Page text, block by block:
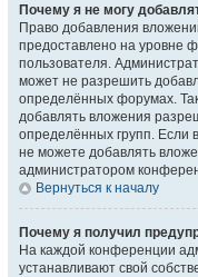
Почему я не могу
Право добавления
предоставлено на уровне
пользователя.
может не разрешить
определённых форумах.
добавлять вложения
определённых групп. Если
не можете добавлять
администратором
Вернуться к началу
Почему я получил
На каждой конференции
устанавливают свой